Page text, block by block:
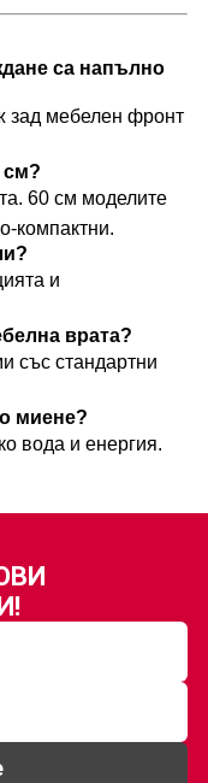
са напълно
зад мебелен фронт
см?
60 см моделите
компактни.
и
врата?
със стандартни
миене?
вода и енергия.